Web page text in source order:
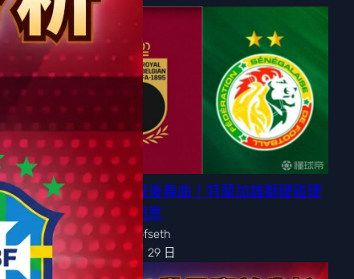
h
歐洲紅魔最後舞曲！特蘭加雄獅硬碰硬
爭奪16強門票
作者: stormofseth
2026 年 6 月 29 日